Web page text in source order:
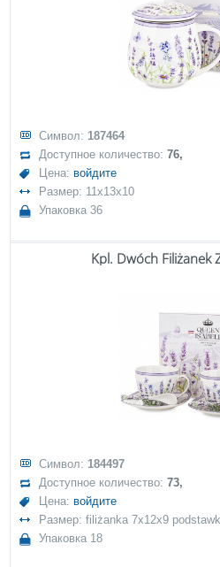
Символ: 187464
Доступное количество:76,
Цена: войдите
Размер: 11x13x10
Упаковка 36
Kpl. Dwóch Filiżanek
Символ: 184497
Доступное количество:73,
Цена: войдите
Размер: filiżanka 7x12x9
Упаковка 18